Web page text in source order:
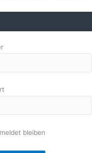
bleiben